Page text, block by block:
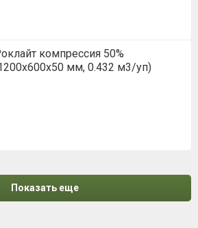
компрессия 50%
мм, 0.432 м3/уп)
Показать еще